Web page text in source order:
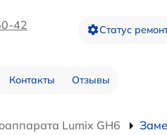
42 Статус
Контакты Отзывы
Lumix GH6